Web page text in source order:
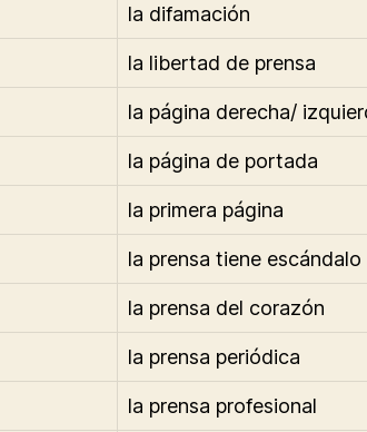
la difamación
la libertad de prensa
la página derecha/
la página de portada
la primera página
la prensa tiene escándalo
la prensa del corazón
la prensa periódica
la prensa profesional